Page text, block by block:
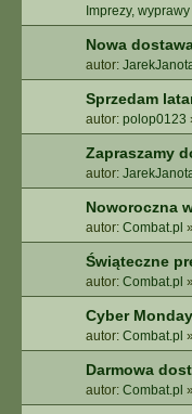
Imprezy,
Nowa
autor:
Sprzedam
autor: polop0123
Zapraszamy
autor:
Noworoczna
autor: Combat.pl »
Świąteczne
autor: Combat.pl »
Cyber
autor: Combat.pl »
Darmowa
autor: Combat.pl »